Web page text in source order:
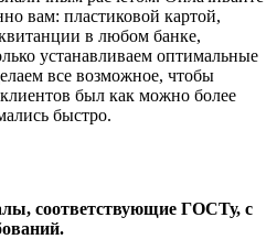
вам: пластиковой картой,
в любом банке,
устанавливаем оптимальные
все возможное, чтобы
был как можно более
быстро.
соответствующие ГОСТу, с